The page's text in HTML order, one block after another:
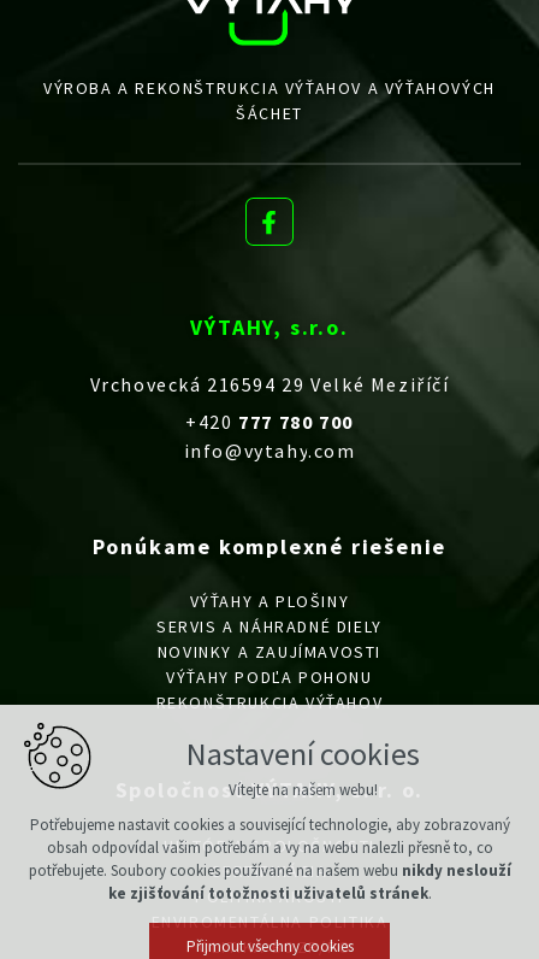
VÝROBA A REKONŠTRUKCIA VÝŤAHOV A VÝŤAHOVÝCH
ŠÁCHET
Ponúkame komplexné riešenie
VÝŤAHY A PLOŠINY
SERVIS A NÁHRADNÉ DIELY
NOVINKY A ZAUJÍMAVOSTI
VÝŤAHY PODĽA POHONU
REKONŠTRUKCIA VÝŤAHOV
Spoločnosť VÝTAHY, s. r. o.
HISTÓRIA SPOLOČNOSTI
CERTIFIKÁCIA
POLITIKA AKOSTI
ENVIROMENTÁLNA POLITIKA
POLITIKA BOZP/PO
VÝTAHY, s.r.o.
Vrchovecká 216594 29 Velké Meziříčí
+420 777 780 700
info@vytahy.com
Nastavení cookies
Vítejte na našem webu!
Potřebujeme nastavit cookies a související technologie, aby zobrazovaný
obsah odpovídal vašim potřebám a vy na webu nalezli přesně to, co
potřebujete. Soubory cookies používané na našem webu nikdy neslouží
ke zjišťování totožnosti uživatelů stránek.
Přijmout všechny cookies